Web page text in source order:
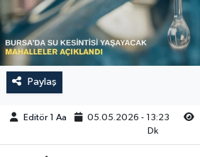
Paylaş
Editör 1 Aa 05.05.2026 - 13:23
Dk
Spor
Türkiye
Video Galeri